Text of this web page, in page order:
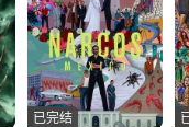
已完结